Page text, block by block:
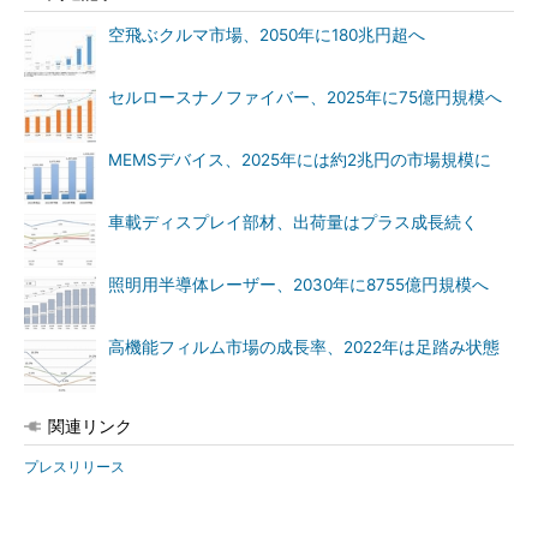
空飛ぶクルマ市場、2050年に180兆円超へ
セルロースナノファイバー、2025年に75億円規模へ
MEMSデバイス、2025年には約2兆円の市場規模に
車載ディスプレイ部材、出荷量はプラス成長続く
照明用半導体レーザー、2030年に8755億円規模へ
高機能フィルム市場の成長率、2022年は足踏み状態
関連リンク
プレスリリース